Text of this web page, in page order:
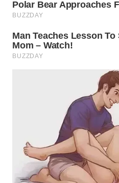
WN
WN
TAPANULI
PADANG
LAWAS